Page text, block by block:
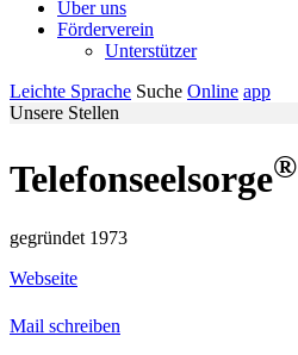
Über uns
Förderverein
Unterstützer
Leichte Sprache Suche Online app
Unsere Stellen
Telefonseelsorge®
gegründet 1973
Webseite
Mail schreiben